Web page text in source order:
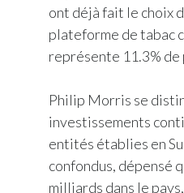
ont déjà fait le choix
plateforme de tabac
représente 11.3% de
Philip Morris se
investissements
entités établies en
confondus, dépensé
milliards dans le